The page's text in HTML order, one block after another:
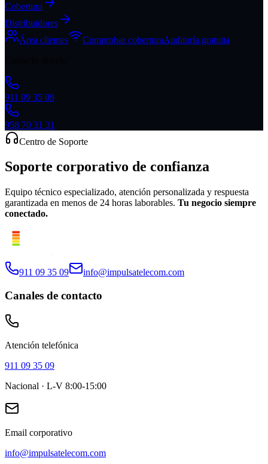
Cobertura
Distribuidores
Área clientes
Comprobar coberturaAuditoría gratuita
911 09 35 09
958 70 31 31
Centro de Soporte
Soporte corporativo de confianza
Equipo técnico especializado, atención personalizada y respuesta
garantizada en menos de 24 horas laborables. Tu negocio siempre
conectado.
911 09 35 09 info@impulsatelecom.com
Canales de contacto
Atención telefónica
911 09 35 09
Nacional · L-V 8:00-15:00
Email corporativo
info@impulsatelecom.com